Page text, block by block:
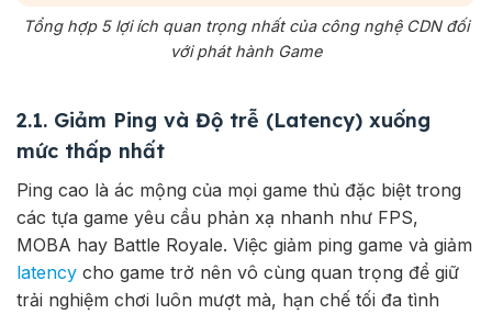
Tổng hợp 5 lợi ích quan trọng nhất của công nghệ CDN đối
với phát hành Game
2.1. Giảm Ping và Độ trễ (Latency) xuống
mức thấp nhất
Ping cao là ác mộng của mọi game thủ đặc biệt trong
các tựa game yêu cầu phản xạ nhanh như FPS,
MOBA hay Battle Royale. Việc giảm ping game và giảm
latency cho game trở nên vô cùng quan trọng để giữ
trải nghiệm chơi luôn mượt mà, hạn chế tối đa tình